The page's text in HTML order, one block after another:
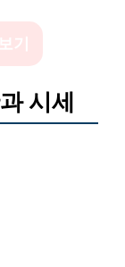
기
시세